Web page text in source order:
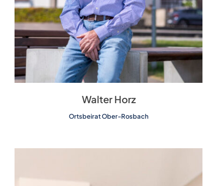
Walter Horz
Ortsbeirat Ober-Rosbach